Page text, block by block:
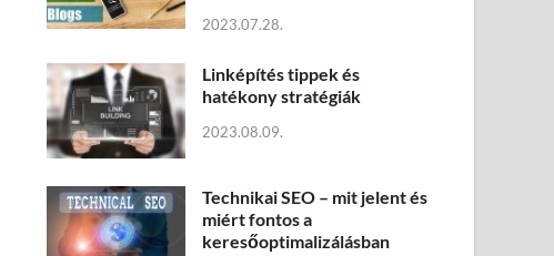
2023.07.28.
Linképítés tippek és
hatékony stratégiák
2023.08.09.
Technikai SEO – mit jelent és
miért fontos a
keresőoptimalizálásban